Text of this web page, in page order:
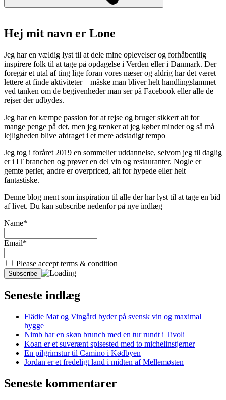
Hej mit navn er Lone
Jeg har en vældig lyst til at dele mine oplevelser og forhåbentlig
inspirere folk til at tage på opdagelse i Verden eller i Danmark. Der
foregår et utal af ting lige foran vores næser og aldrig har det været
lettere at finde aktiviteter – måske man bliver helt handlingslammet
ved tanken om de begivenheder man ser på Facebook eller alle de
rejser der udbydes.
Jeg har en kæmpe passion for at rejse og bruger sikkert alt for
mange penge på det, men jeg tænker at jeg køber minder og så må
lejligheden blive afdraget i et mere adstadigt tempo
Jeg tog i foråret 2019 en sommelier uddannelse, selvom jeg til daglig
er i IT branchen og prøver en del vin og restauranter. Nogle er
gemte perler, andre er overpriced, alt for hypede eller helt
fantastiske.
Denne blog ment som inspiration til alle der har lyst til at tage en bid
af livet. Du kan subscribe nedenfor på nye indlæg
Name*
Email*
Please accept terms & condition
Seneste indlæg
Flädie Mat og Vingård byder på svensk vin og maximal
hygge
Nimb har en skøn brunch med en tur rundt i Tivoli
Koan er et suverænt spisested med to michelinstjerner
En pilgrimstur til Camino i Kødbyen
Jordan er et fredeligt land i midten af Mellemøsten
Seneste kommentarer